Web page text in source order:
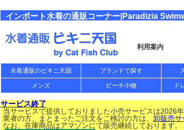
インポート水着の通販コーナー|Paradizia
利用案内
水着通販のビキニ天国 ブランドで探す
メンズ ビーチ小物 ド
サービス終了
当サービスで提供しておりました小売サービスは2026
業者の方、まとまったご注文をご検討の方は、 卸販売サ
なお、在庫商品はアマゾンにて販売継続しております。